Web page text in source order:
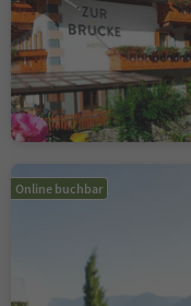
Online buchbar